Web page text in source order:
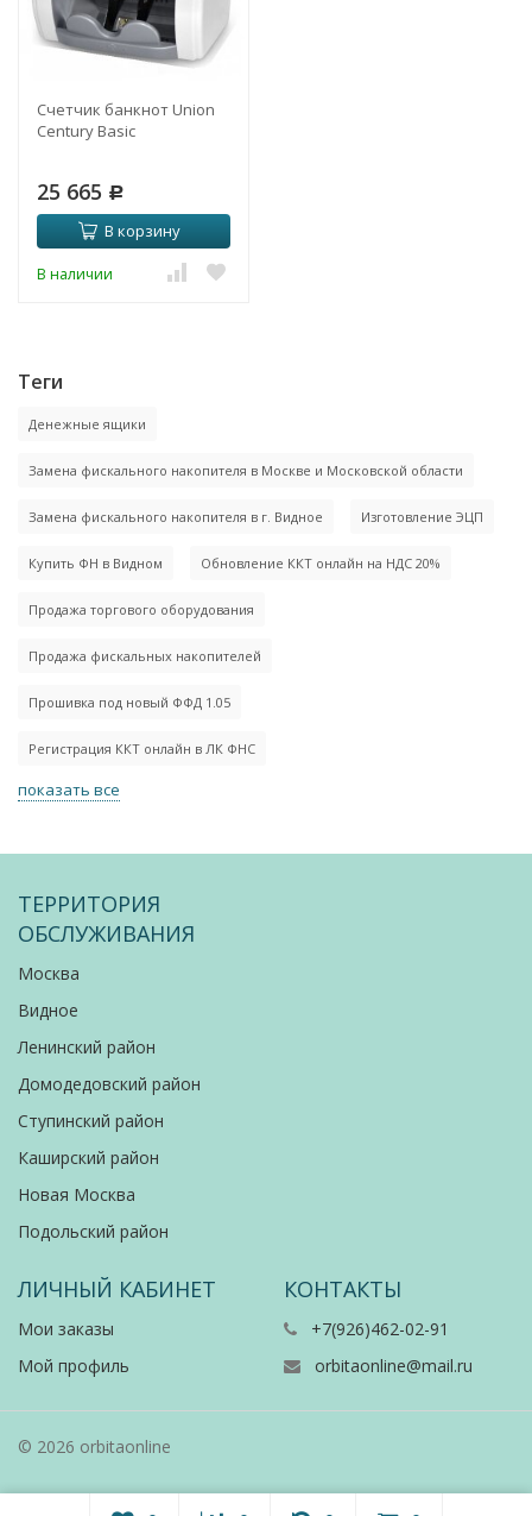
Счетчик банкнот Union
Century Basic
25 665 Р
В корзину
В наличии
Теги
Денежные ящики
Замена фискального накопителя в Москве и Московской области
Замена фискального накопителя в г. Видное Изготовление ЭЦП
Купить ФН в Видном Обновление ККТ онлайн на НДС 20%
Продажа торгового оборудования
Продажа фискальных накопителей
Прошивка под новый ФФД 1.05
Регистрация ККТ онлайн в ЛК ФНС
показать все
ТЕРРИТОРИЯ
ОБСЛУЖИВАНИЯ
Москва
Видное
Ленинский район
Домодедовский район
Ступинский район
Каширский район
Новая Москва
Подольский район
ЛИЧНЫЙ КАБИНЕТ
Мои заказы
Мой профиль
КОНТАКТЫ
+7(926)462-02-91
orbitaonline@mail.ru
© 2026 orbitaonline